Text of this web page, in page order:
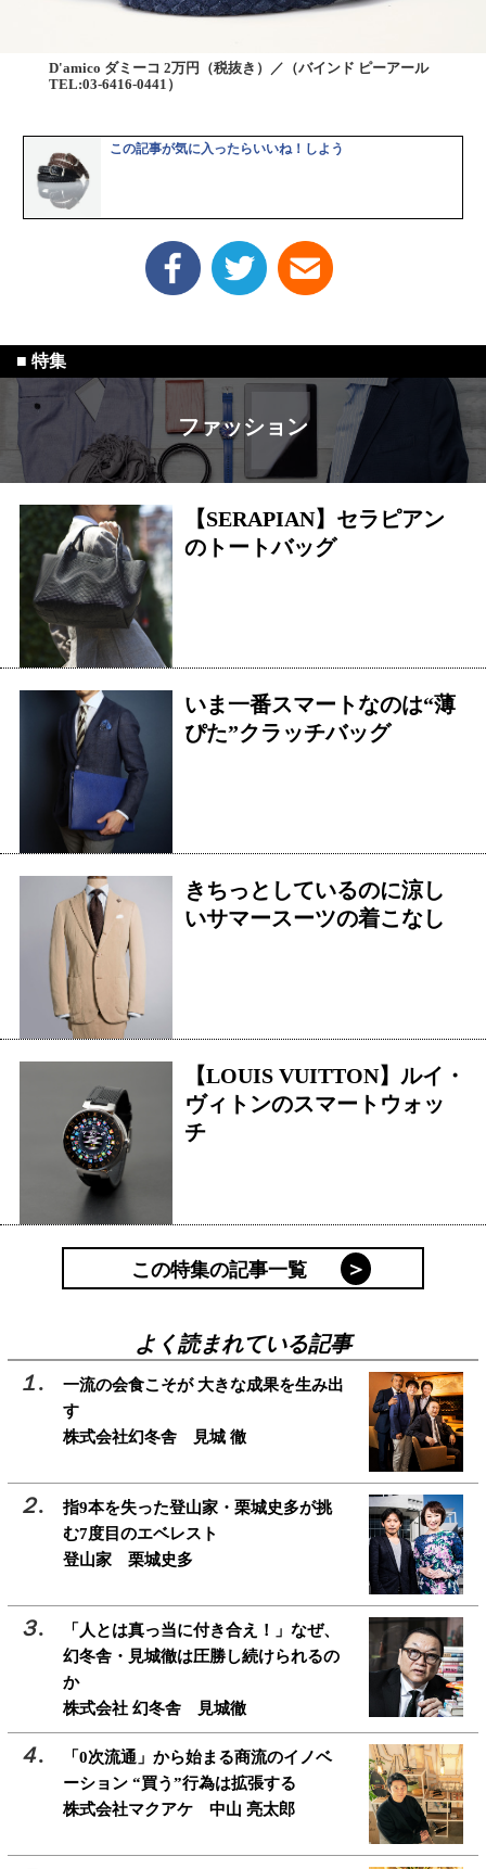
D'amico ダミーコ 2万円（税抜き）／（バインド ピーアール
TEL:03-6416-0441）
この記事が気に入ったらいいね！しよう
ファッション
【SERAPIAN】セラピアン
のトートバッグ
いま一番スマートなのは“薄
ぴた”クラッチバッグ
きちっとしているのに涼し
いサマースーツの着こなし
【LOUIS VUITTON】ルイ・
ヴィトンのスマートウォッ
チ
この特集の記事一覧
よく読まれている記事
一流の会食こそが 大きな成果を生み出
す
株式会社幻冬舎 見城 徹
指9本を失った登山家・栗城史多が挑
む7度目のエベレスト
登山家 栗城史多
「人とは真っ当に付き合え！」なぜ、
幻冬舎・見城徹は圧勝し続けられるの
か
株式会社 幻冬舎 見城徹
「0次流通」から始まる商流のイノベ
ーション “買う”行為は拡張する
株式会社マクアケ 中山 亮太郎